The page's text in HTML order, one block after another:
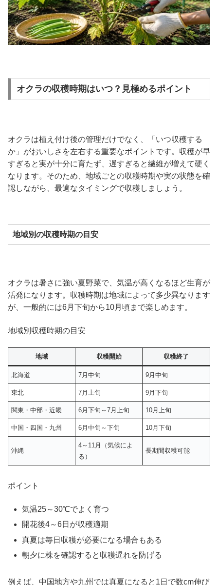
オクラの収穫時期はいつ？見極めるポイント
オクラは植え付け後の管理だけでなく、「いつ収穫する
か」がおいしさを左右する重要なポイントです。収穫が早
すぎると実が十分に育たず、遅すぎると繊維が増えて硬く
なります。そのため、地域ごとの収穫時期や実の状態を確
認しながら、最適なタイミングで収穫しましょう。
地域別の収穫時期の目安
オクラは暑さに強い夏野菜で、気温が高くなるほど生育が
活発になります。収穫時期は地域によって多少異なります
が、一般的には6月下旬から10月頃まで楽しめます。
地域別収穫時期の目安
地域 収穫開始 収穫終了
北海道 7月中旬 9月中旬
東北 7月上旬 9月下旬
関東・中部・近畿 6月下旬～7月上旬 10月上旬
中国・四国・九州 6月中旬～下旬 10月下旬
沖縄
4～11月（気候によ
る）
長期間収穫可能
ポイント
気温25～30℃でよく育つ
開花後4～6日が収穫適期
真夏は毎日収穫が必要になる場合もある
朝夕に株を確認すると収穫遅れを防げる
例えば、中国地方や九州では真夏になると1日で数cm伸び